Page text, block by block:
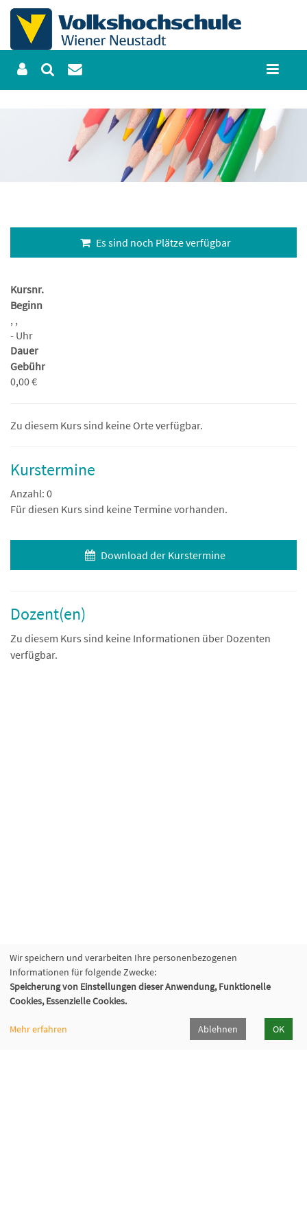
Es sind noch Plätze verfügbar
Kursnr.
Beginn
, ,
- Uhr
Dauer
Gebühr
0,00 €
Zu diesem Kurs sind keine Orte verfügbar.
Kurstermine
Anzahl: 0
Für diesen Kurs sind keine Termine vorhanden.
Download der Kurstermine
Dozent(en)
Zu diesem Kurs sind keine Informationen über Dozenten
verfügbar.
Wir speichern und verarbeiten Ihre personenbezogenen
Informationen für folgende Zwecke:
Speicherung von Einstellungen dieser Anwendung, Funktionelle
Cookies, Essenzielle Cookies.
Mehr erfahren Ablehnen OK